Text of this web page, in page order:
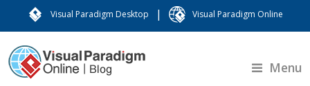
Visual Paradigm Desktop | Visual Paradigm Online
Menu